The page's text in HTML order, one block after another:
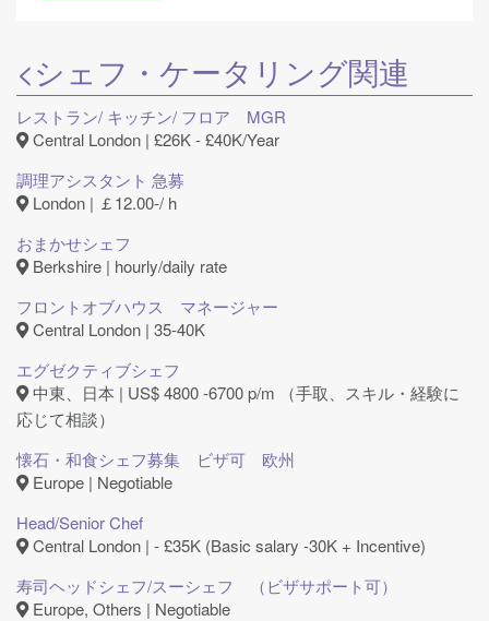
<シェフ・ケータリング関連
レストラン/ キッチン/ フロア MGR
Central London | £26K - £40K/Year
調理アシスタント 急募
London | ￡12.00-/ h
おまかせシェフ
Berkshire | hourly/daily rate
フロントオブハウス マネージャー
Central London | 35-40K
エグゼクティブシェフ
中東、日本 | US$ 4800 -6700 p/m （手取、スキル・経験に
応じて相談）
懐石・和食シェフ募集 ビザ可 欧州
Europe | Negotiable
Head/Senior Chef
Central London | - £35K (Basic salary -30K + Incentive)
寿司ヘッドシェフ/スーシェフ （ビザサポート可）
Europe, Others | Negotiable